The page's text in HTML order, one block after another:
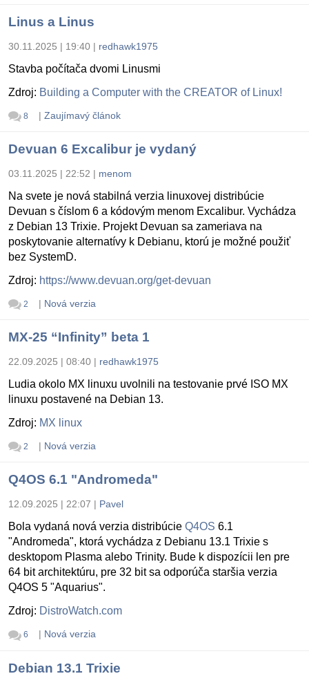
Linus a Linus
30.11.2025 | 19:40 | redhawk1975
Stavba počítača dvomi Linusmi
Zdroj: Building a Computer with the CREATOR of Linux!
8 | Zaujímavý článok
Devuan 6 Excalibur je vydaný
03.11.2025 | 22:52 | menom
Na svete je nová stabilná verzia linuxovej distribúcie
Devuan s číslom 6 a kódovým menom Excalibur. Vychádza
z Debian 13 Trixie. Projekt Devuan sa zameriava na
poskytovanie alternatívy k Debianu, ktorú je možné použiť
bez SystemD.
Zdroj: https://www.devuan.org/get-devuan
2 | Nová verzia
MX-25 “Infinity” beta 1
22.09.2025 | 08:40 | redhawk1975
Ludia okolo MX linuxu uvolnili na testovanie prvé ISO MX
linuxu postavené na Debian 13.
Zdroj: MX linux
2 | Nová verzia
Q4OS 6.1 "Andromeda"
12.09.2025 | 22:07 | Pavel
Bola vydaná nová verzia distribúcie Q4OS 6.1
"Andromeda", ktorá vychádza z Debianu 13.1 Trixie s
desktopom Plasma alebo Trinity. Bude k dispozícii len pre
64 bit architektúru, pre 32 bit sa odporúča staršia verzia
Q4OS 5 "Aquarius".
Zdroj: DistroWatch.com
6 | Nová verzia
Debian 13.1 Trixie